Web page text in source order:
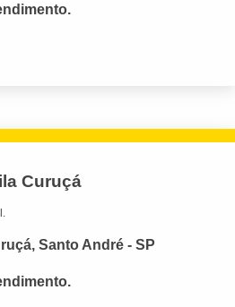
Curuçá
Santo André - SP